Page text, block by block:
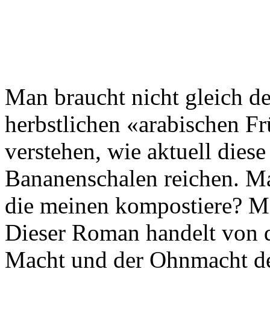
Man braucht nicht gleich
herbstlichen «arabischen
verstehen, wie aktuell
Bananenschalen reichen.
die meinen kompostiere?
Dieser Roman handelt
Macht und der Ohnmacht